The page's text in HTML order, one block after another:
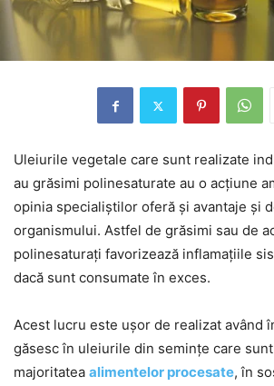
Uleiurile vegetale care sunt realizate
au grăsimi polinesaturate au o acțiune
opinia specialiștilor oferă și avantaje și
organismului. Astfel de grăsimi sau de
polinesaturați favorizează inflamațiile
dacă sunt consumate în exces.
Acest lucru este ușor de realizat având
găsesc în uleiurile din semințe care
majoritatea alimentelor procesate, în